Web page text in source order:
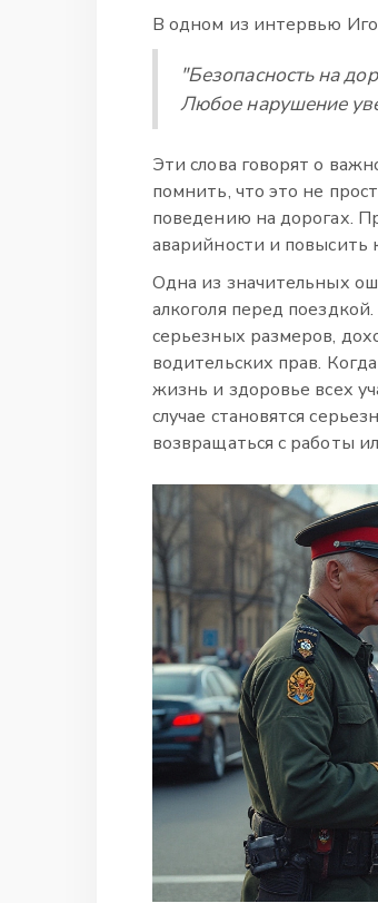
В одном из интервью
"Безопасность на
Любое нарушение
Эти слова говорят о
помнить, что это не
поведению на дорогах.
аварийности и
Одна из значительных
алкоголя перед
серьезных размеров,
водительских прав.
жизнь и здоровье всех
случае становятся
возвращаться с работы